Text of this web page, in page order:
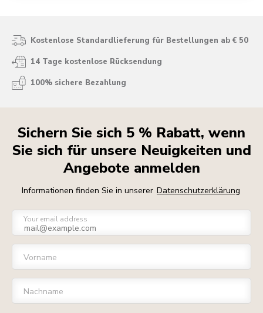
Kostenlose Standardlieferung für Bestellungen ab € 50
14 Tage kostenlose Rücksendung
100% sichere Bezahlung
Sichern Sie sich 5 % Rabatt, wenn
Sie sich für unsere Neuigkeiten und
Angebote anmelden
Informationen finden Sie in unserer Datenschutzerklärung
Your email address
Vorname
Nachname